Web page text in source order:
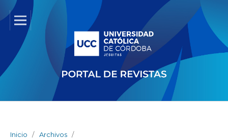
Inicio / Archivos /